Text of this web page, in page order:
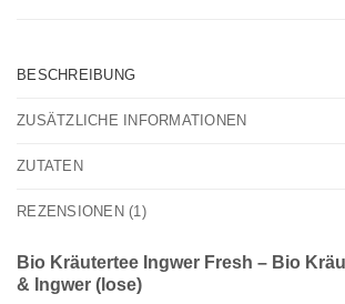
BESCHREIBUNG
ZUSÄTZLICHE INFORMATIONEN
ZUTATEN
REZENSIONEN (1)
Bio Kräutertee Ingwer Fresh – Bio
& Ingwer (lose)